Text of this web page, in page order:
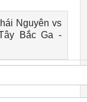
Nguyên vs
Bắc Ga -